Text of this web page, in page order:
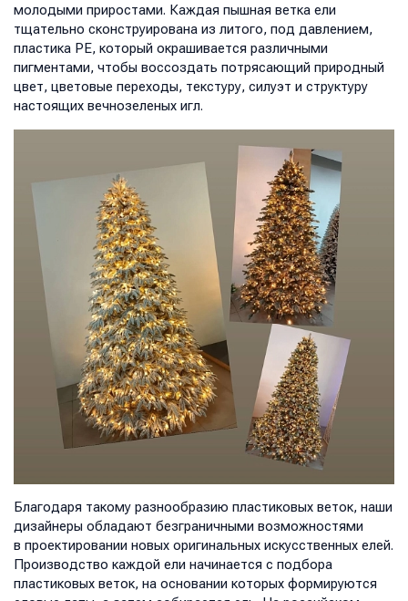
молодыми приростами. Каждая пышная ветка ели
тщательно сконструирована из литого, под давлением,
пластика PE, который окрашивается различными
пигментами, чтобы воссоздать потрясающий природный
цвет, цветовые переходы, текстуру, силуэт и структуру
настоящих вечнозеленых игл.
Благодаря такому разнообразию пластиковых веток, наши
дизайнеры обладают безграничными возможностями
в проектировании новых оригинальных искусственных елей.
Производство каждой ели начинается с подбора
пластиковых веток, на основании которых формируются